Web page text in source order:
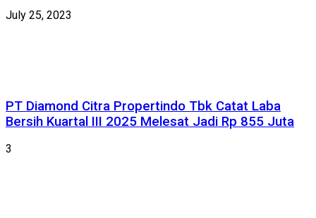
July 25, 2023
PT Diamond Citra Propertindo Tbk Catat Laba
Bersih Kuartal III 2025 Melesat Jadi Rp 855 Juta
3